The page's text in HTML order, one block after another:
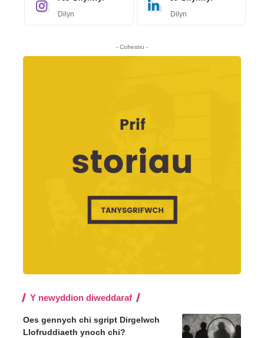
Dilyn Dilyn
- Cofrestru -
Y newyddion diweddaraf
Oes gennych chi sgript Dirgelwch
Llofruddiaeth ynoch chi?